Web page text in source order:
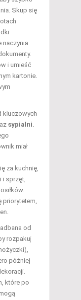
Skup się
naczynia
i umieść
kartonie.
kluczowych
sypialni.
miał
za kuchnię,
i sprzęt,
priorytetem,
od
rozpakuj
później
które po